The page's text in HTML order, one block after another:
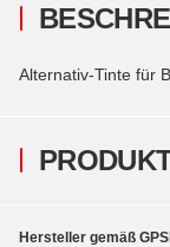
Alternativ-Tinte für
Hersteller gemäß